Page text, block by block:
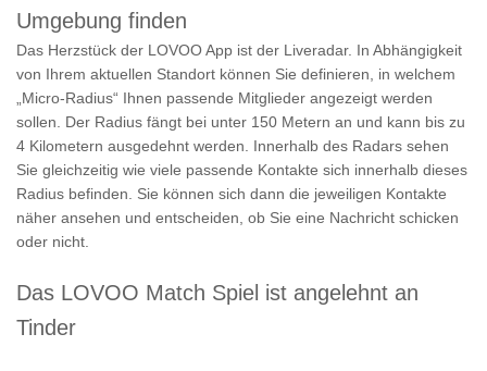
Umgebung finden
Das Herzstück der LOVOO App ist der Liveradar. In Abhängigkeit
von Ihrem aktuellen Standort können Sie definieren, in welchem
„Micro-Radius“ Ihnen passende Mitglieder angezeigt werden
sollen. Der Radius fängt bei unter 150 Metern an und kann bis zu
4 Kilometern ausgedehnt werden. Innerhalb des Radars sehen
Sie gleichzeitig wie viele passende Kontakte sich innerhalb dieses
Radius befinden. Sie können sich dann die jeweiligen Kontakte
näher ansehen und entscheiden, ob Sie eine Nachricht schicken
oder nicht.
Das LOVOO Match Spiel ist angelehnt an
Tinder